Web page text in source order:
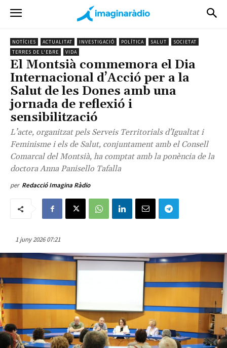
NOTÍCIES ACTUALITAT INVESTIGACIÓ POLÍTICA SALUT
SOCIETAT
TERRES DE L'EBRE
VIDA
El Montsià commemora el Dia
Internacional d’Acció per a la
Salut de les Dones amb una
jornada de reflexió i
sensibilització
L’acte, organitzat pels Serveis Territorials d'Igualtat i
Feminisme i els de Salut, conjuntament amb el Consell
Comarcal del Montsià, ha comptat amb la ponència de la
doctora Anna Panisello Tafalla
per Redacció Imagina Ràdio
1 juny 2026 07:21